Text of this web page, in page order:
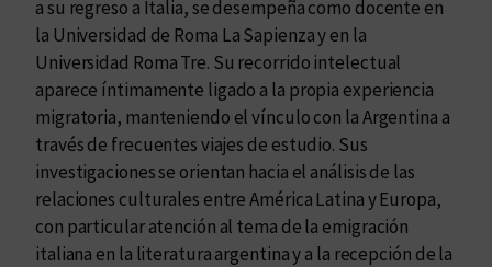
a su regreso a Italia, se desempeña como docente en
la Universidad de Roma La Sapienza y en la
Universidad Roma Tre. Su recorrido intelectual
aparece íntimamente ligado a la propia experiencia
migratoria, manteniendo el vínculo con la Argentina a
través de frecuentes viajes de estudio. Sus
investigaciones se orientan hacia el análisis de las
relaciones culturales entre América Latina y Europa,
con particular atención al tema de la emigración
italiana en la literatura argentina y a la recepción de la